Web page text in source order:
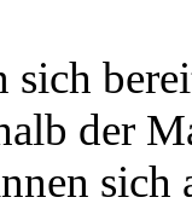
der
sich